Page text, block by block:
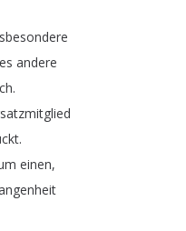
andere
.
.
einen,